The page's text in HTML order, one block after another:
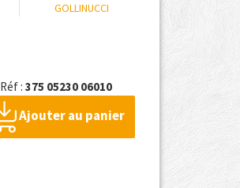
GOLLINUCCI
Réf :375 05230 06010
Ajouter au panier